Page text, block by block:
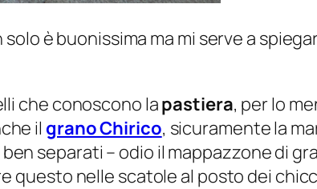
solo è buonissima ma mi serve a
che conoscono lapastiera, per lo
il grano Chirico, sicuramente la
separati – odio il mappazzone di
questo nelle scatole al posto dei